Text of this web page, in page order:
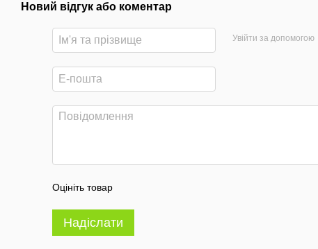
Новий відгук або коментар
Увійти за допомогою
Оцініть товар
Надіслати